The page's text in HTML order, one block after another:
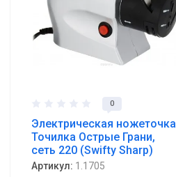
0
Электрическая ножеточка
Точилка Острые Грани,
сеть 220 (Swifty Sharp)
Артикул: 1.1705